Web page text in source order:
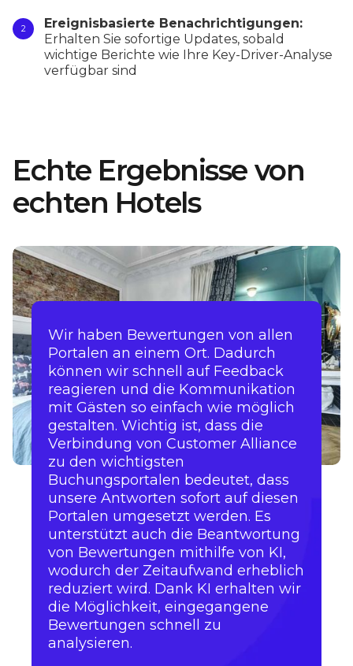
Ereignisbasierte Benachrichtigungen:
Erhalten Sie sofortige Updates, sobald
wichtige Berichte wie Ihre Key-Driver-Analyse
verfügbar sind
Echte Ergebnisse von
echten Hotels
Wir haben Bewertungen von allen
Portalen an einem Ort. Dadurch
können wir schnell auf Feedback
reagieren und die Kommunikation
mit Gästen so einfach wie möglich
gestalten. Wichtig ist, dass die
Verbindung von Customer Alliance
zu den wichtigsten
Buchungsportalen bedeutet, dass
unsere Antworten sofort auf diesen
Portalen umgesetzt werden. Es
unterstützt auch die Beantwortung
von Bewertungen mithilfe von KI,
wodurch der Zeitaufwand erheblich
reduziert wird. Dank KI erhalten wir
die Möglichkeit, eingegangene
Bewertungen schnell zu
analysieren.